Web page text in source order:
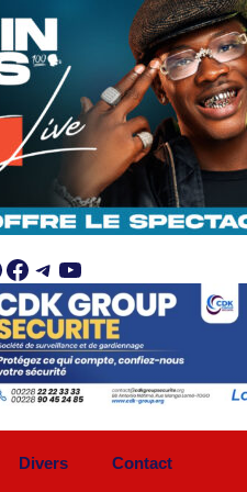
Facebook
Telegram
YouTube
Divers Contact